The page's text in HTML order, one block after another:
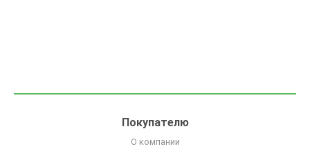
Покупателю
О компании